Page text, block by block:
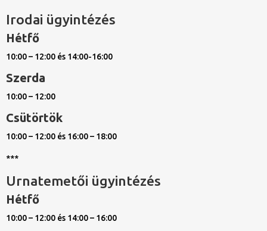
Irodai ügyintézés
Hétfő
10:00 – 12:00 és 14:00-16:00
Szerda
10:00 – 12:00
Csütörtök
10:00 – 12:00 és 16:00 – 18:00
***
Urnatemetői ügyintézés
Hétfő
10:00 – 12:00 és 14:00 – 16:00